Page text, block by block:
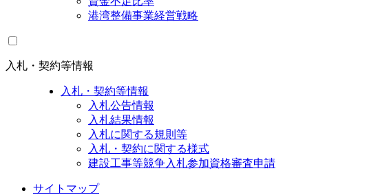
港湾整備事業経営戦略
入札・契約等情報
入札・契約等情報
入札公告情報
入札結果情報
入札に関する規則等
入札・契約に関する様式
建設工事等競争入札参加資格審査申請
サイトマップ